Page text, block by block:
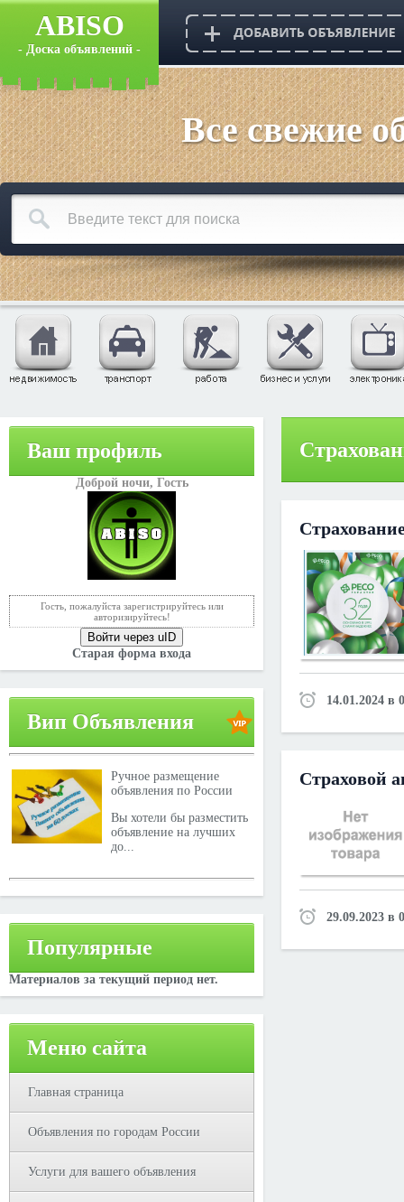
ABISO
- Доска объявлений -
Все свежие
Ваш профиль
Доброй ночи, Гость
Гость, пожалуйста зарегистрируйтесь или
авторизируйтесь!
Войти через uID
Старая форма входа
Вип Объявления
Ручное размещение
объявления по России
Вы хотели бы разместить
объявление на лучших
до...
Популярные
Материалов за текущий период нет.
Меню сайта
Главная страница
Объявления по городам России
Услуги для вашего объявления
14.01.2024 в
Страховой
29.09.2023 в